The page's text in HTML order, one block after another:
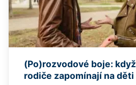
(Po)rozvodové boje: když
rodiče zapomínají na děti